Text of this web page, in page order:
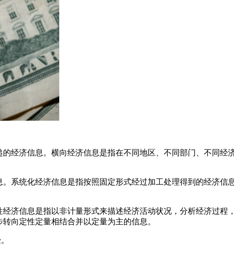
济信息。横向经济信息是指在不同地区、不同部门、不同经
统化经济信息是指按照固定形式经过加工处理得到的经济信
信息是指以非计量形式来描述经济活动状况，分析经济过程
向定性定量相结合并以定量为主的信息。